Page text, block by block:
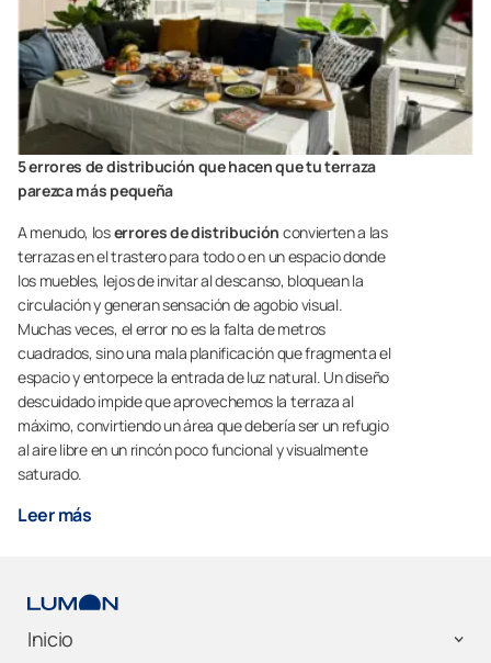
5 errores de distribución que hacen que tu terraza
parezca más pequeña
A menudo, loserrores de distribución convierten a las
terrazas en el trastero para todo o en un espacio donde
los muebles, lejos de invitar al descanso, bloquean la
circulación y generan sensación de agobio visual.
Muchas veces, el error no es la falta de metros
cuadrados, sino una mala planificación que fragmenta el
espacio y entorpece la entrada de luz natural. Un diseño
descuidado impide que aprovechemos la terraza al
máximo, convirtiendo un área que debería ser un refugio
al aire libre en un rincón poco funcional y visualmente
saturado.
Leer más
Inicio